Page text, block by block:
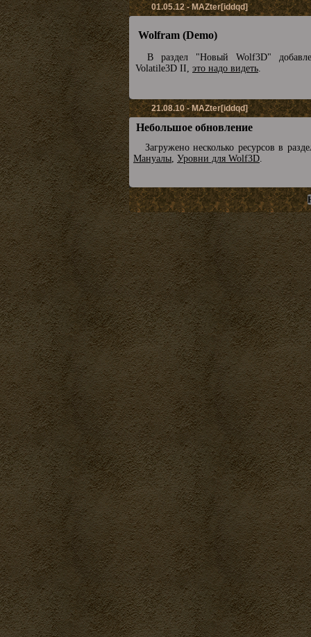
01.05.12 - MAZter[iddqd]
Wolfram (Demo)
В раздел "Новый Wolf3D"
Volatile3D II, это надо видеть.
21.08.10 - MAZter[iddqd]
Небольшое обновление
Загружено несколько ресурсов в
Мануалы, Уровни для Wolf3D.